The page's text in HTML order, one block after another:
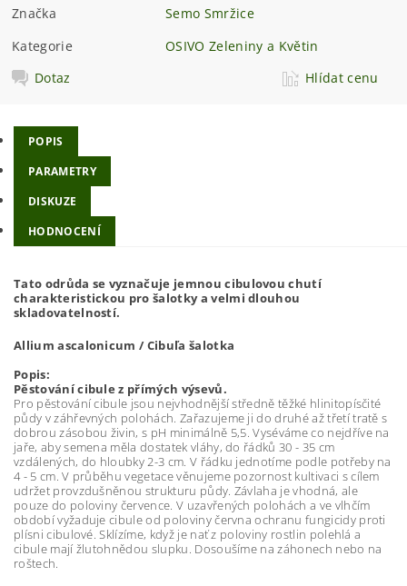
Značka
Semo Smržice
Kategorie
OSIVO Zeleniny a Květin
Dotaz
Hlídat cenu
POPIS
PARAMETRY
DISKUZE
HODNOCENÍ
Tato odrůda se vyznačuje jemnou cibulovou chutí
charakteristickou pro šalotky a velmi dlouhou
skladovatelností.
Allium ascalonicum / Cibuľa šalotka
Popis:
Pěstování cibule z přímých výsevů.
Pro pěstování cibule jsou nejvhodnější středně těžké hlinitopísčité
půdy v záhřevných polohách. Zařazujeme ji do druhé až třetí tratě s
dobrou zásobou živin, s pH minimálně 5,5. Vyséváme co nejdříve na
jaře, aby semena měla dostatek vláhy, do řádků 30 - 35 cm
vzdálených, do hloubky 2-3 cm. V řádku jednotíme podle potřeby na
4 - 5 cm. V průběhu vegetace věnujeme pozornost kultivaci s cílem
udržet provzdušněnou strukturu půdy. Závlaha je vhodná, ale
pouze do poloviny července. V uzavřených polohách a ve vlhčím
období vyžaduje cibule od poloviny června ochranu fungicidy proti
plísni cibulové. Sklízíme, když je nať z poloviny rostlin polehlá a
cibule mají žlutohnědou slupku. Dosoušíme na záhonech nebo na
roštech.